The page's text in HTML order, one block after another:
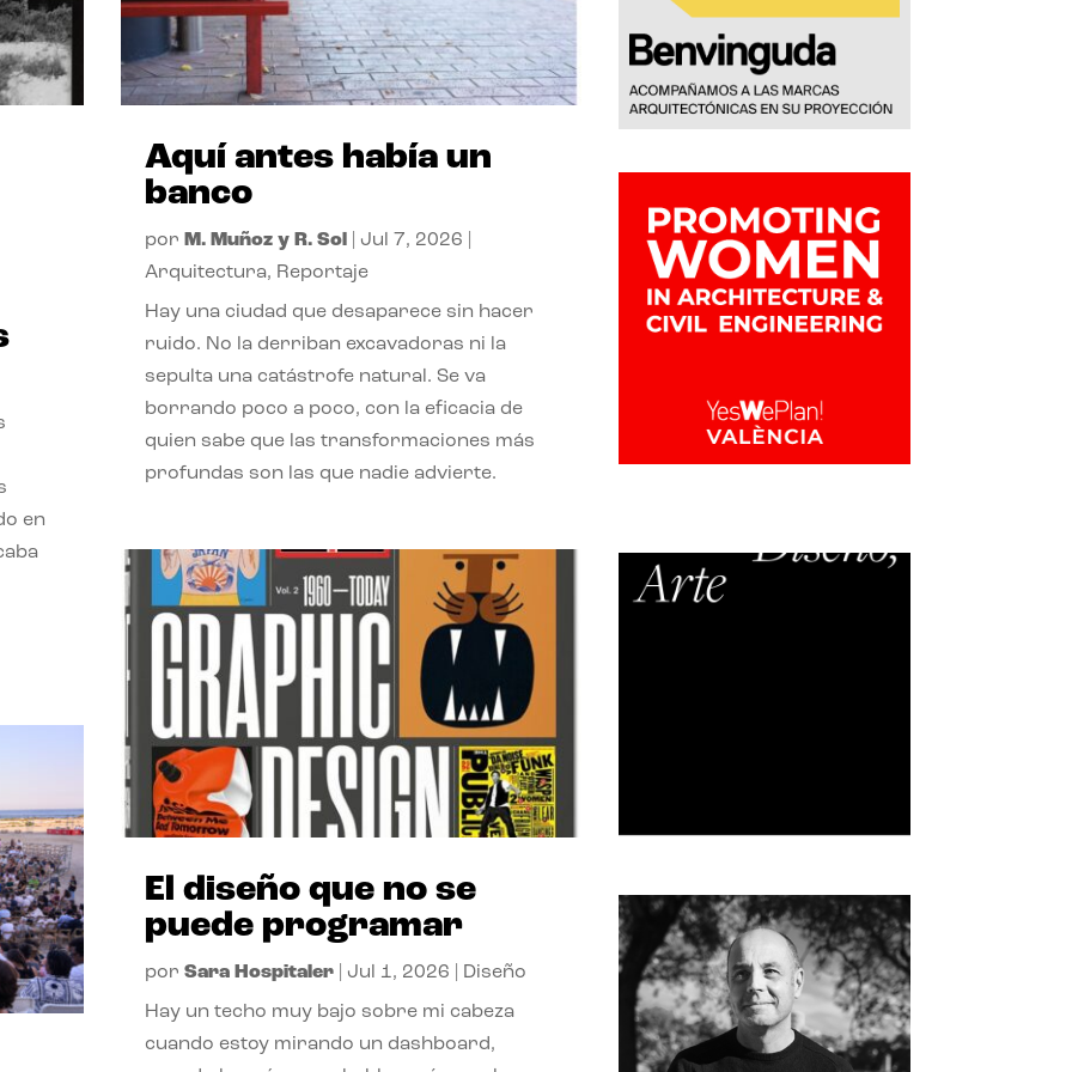
en
Aquí antes había un
banco
por M. Muñoz y R. Sol Jul 7, 2026
Arquitectura, Reportaje
Hay una ciudad que desaparece sin hacer
ruido. No la derriban excavadoras ni la
sepulta una catástrofe natural. Se va
borrando poco a poco, con la eficacia de
quien sabe que las transformaciones más
profundas son las que nadie advierte.
El diseño que no se
puede programar
por Sara Hospitaler| Jul 1, 2026 Diseño
Hay un techo muy bajo sobre mi cabeza
cuando estoy mirando un dashboard,